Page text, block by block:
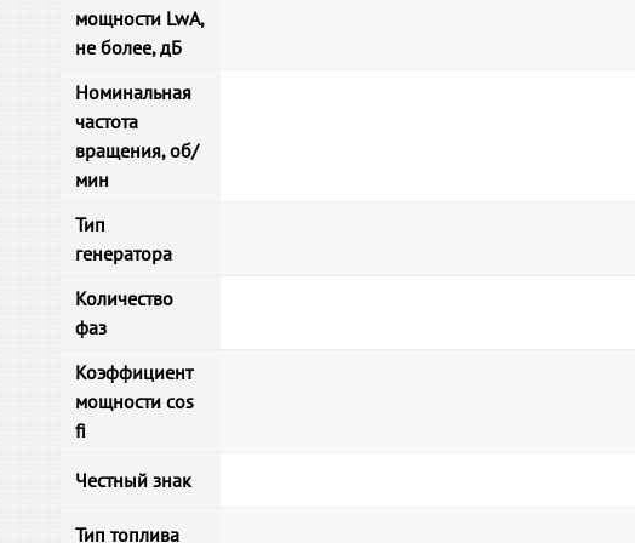
мощности LwA,
не более, дБ
Номинальная
частота
вращения, об/
мин
Тип
генератора
Количество
фаз
Коэффициент
мощности cos
fi
Честный знак
Тип топлива